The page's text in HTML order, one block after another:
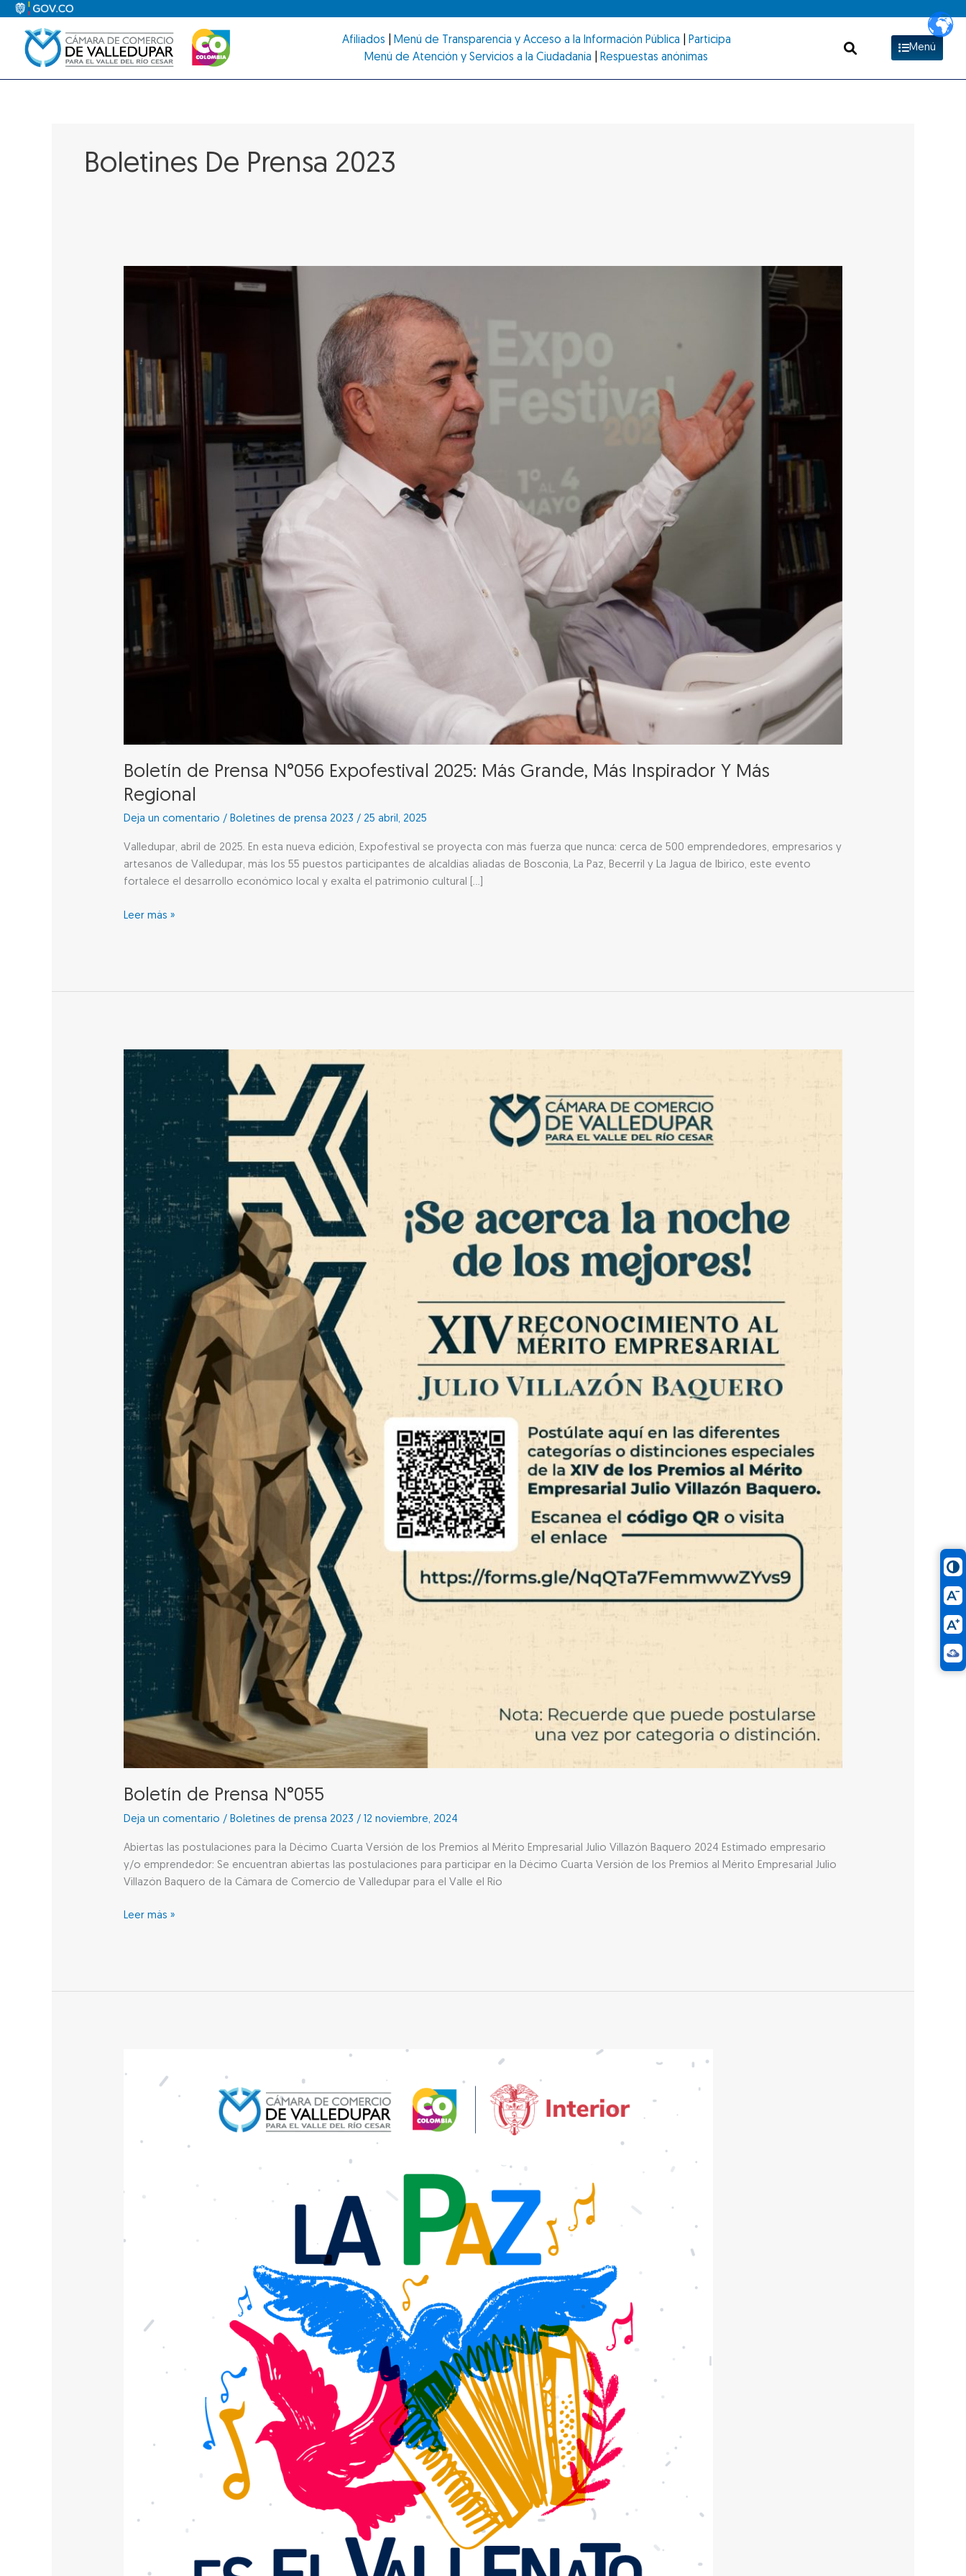
contenido
Afiliados Menú de Transparencia y Acceso a la Información Pública
Participa
Menú de Atención y Servicios a la Ciudadanía
Respuestas anónimas
Menú
Boletines De Prensa 2023
Boletín de Prensa N°056 Expofestival 2025: Más Grande, Más Inspirador Y Más
Regional
Deja un comentario /Boletines de prensa 2023 / 25 abril, 2025
Valledupar, abril de 2025. En esta nueva edición, Expofestival se proyecta con más fuerza que nunca: cerca de 500 emprendedores, empresarios y
artesanos de Valledupar, más los 55 puestos participantes de alcaldías aliadas de Bosconia, La Paz, Becerril y La Jagua de Ibirico, este evento
fortalece el desarrollo económico local y exalta el patrimonio cultural […]
2025:
Grande,
Más
Inspirador
Regional
Leer más »
Boletín de Prensa N°055
Deja un comentario / Boletines de prensa 2023 /12 noviembre, 2024
Abiertas las postulaciones para la Décimo Cuarta Versión de los Premios al Mérito Empresarial Julio Villazón Baquero 2024 Estimado empresario
y/o emprendedor: Se encuentran abiertas las postulaciones para participar en la Décimo Cuarta Versión de los Premios al Mérito Empresarial Julio
Villazón Baquero de la Cámara de Comercio de Valledupar para el Valle el Río
Boletín
de
Prensa
N°055
Leer más »
de